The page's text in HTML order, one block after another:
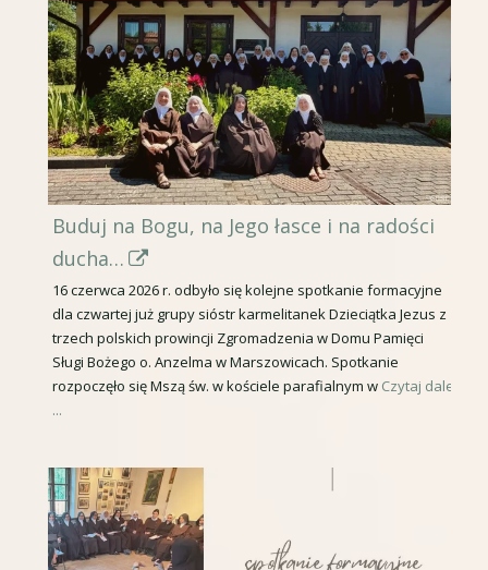
Buduj na Bogu, na Jego łasce i na radości
ducha…
t
r
o
n
t
w
i
16 czerwca 2026 r. odbyło się kolejne spotkanie formacyjne
dla czwartej już grupy sióstr karmelitanek Dzieciątka Jezus z
trzech polskich prowincji Zgromadzenia w Domu Pamięci
Sługi Bożego o. Anzelma w Marszowicach. Spotkanie
rozpoczęło się Mszą św. w kościele parafialnym w Czytaj dalej
...